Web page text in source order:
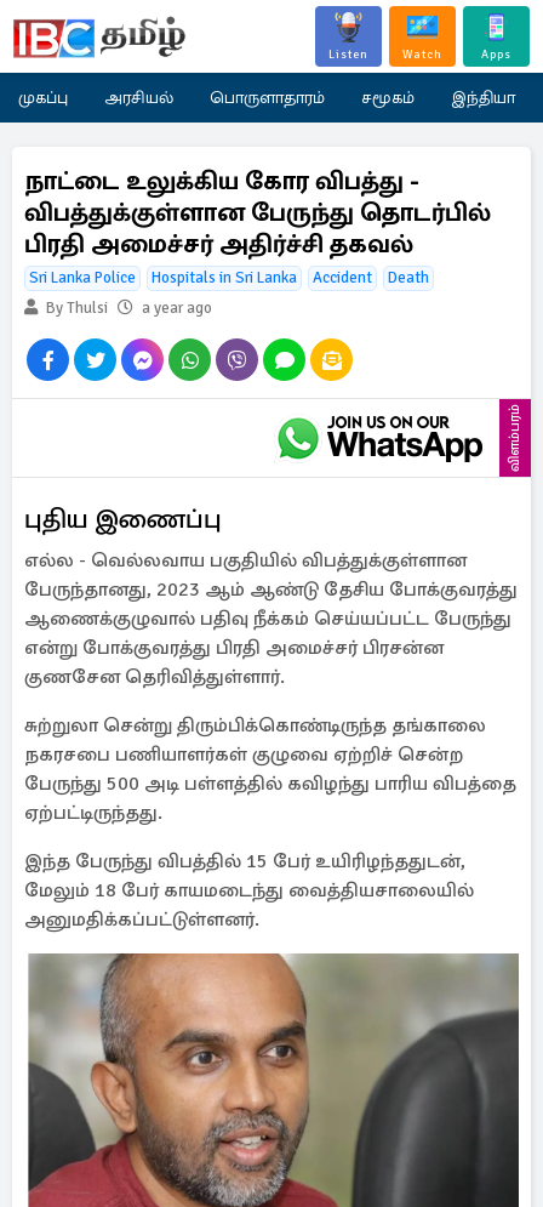
Listen Watch Apps
முகப்பு அரசியல் பொருளாதாரம் சமூகம் இந்தியா
நாட்டை உலுக்கிய கோர விபத்து -
விபத்துக்குள்ளான பேருந்து தொடர்பில்
பிரதி அமைச்சர் அதிர்ச்சி தகவல்
Sri Lanka Police Hospitals in Sri Lanka Accident
Death
By Thulsi
a year ago
விளம்பரம்
புதிய இணைப்பு
எல்ல - வெல்லவாய பகுதியில் விபத்துக்குள்ளான
பேருந்தானது, 2023 ஆம் ஆண்டு தேசிய போக்குவரத்து
ஆணைக்குழுவால் பதிவு நீக்கம் செய்யப்பட்ட பேருந்து
என்று போக்குவரத்து பிரதி அமைச்சர் பிரசன்ன
குணசேன தெரிவித்துள்ளார்.
சுற்றுலா சென்று திரும்பிக்கொண்டிருந்த தங்காலை
நகரசபை பணியாளர்கள் குழுவை ஏற்றிச் சென்ற
பேருந்து 500 அடி பள்ளத்தில் கவிழந்து பாரிய விபத்தை
ஏற்பட்டிருந்தது.
இந்த பேருந்து விபத்தில் 15 பேர் உயிரிழந்ததுடன்,
மேலும் 18 பேர் காயமடைந்து வைத்தியசாலையில்
அனுமதிக்கப்பட்டுள்ளனர்.